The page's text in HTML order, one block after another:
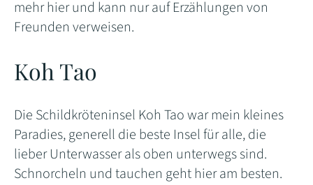
mehr hier und kann nur auf Erzählungen von
Freunden verweisen.
Koh Tao
Die Schildkröteninsel Koh Tao war mein kleines
Paradies, generell die beste Insel für alle, die
lieber Unterwasser als oben unterwegs sind.
Schnorcheln und tauchen geht hier am besten.